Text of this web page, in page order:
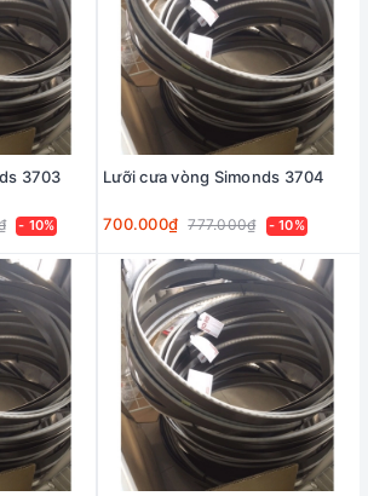
3703
- 10%
Lưỡi cưa vòng Simonds 3704
700.000₫ 777.000₫ - 10%